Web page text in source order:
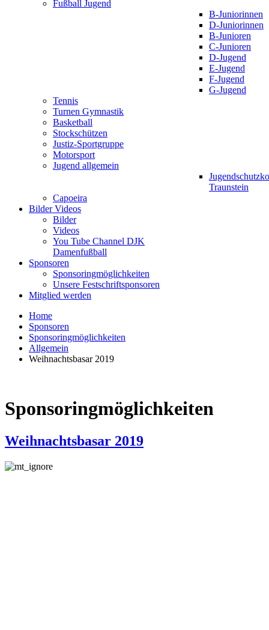
Fußball Jugend
B-Juniorinnen
D-Juniorinnen
B-Junioren
C-Junioren
D-Jugend
E-Jugend
F-Jugend
G-Jugend
Tennis
Turnen Gymnastik
Basketball
Stockschützen
Justiz-Sportgruppe
Motorsport
Jugend allgemein
Traunstein
Capoeira
Bilder Videos
Bilder
Videos
You Tube Channel DJK
Damenfußball
Sponsoren
Sponsoringmöglichkeiten
Unsere Festschriftsponsoren
Mitglied werden
Home
Sponsoren
Sponsoringmöglichkeiten
Allgemein
Weihnachtsbasar 2019
Sponsoringmöglichkeiten
Weihnachtsbasar 2019